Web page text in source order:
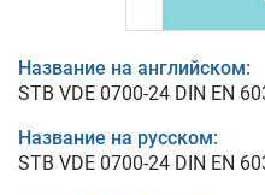
Название на английском:
STB VDE 0700-24 DIN EN
Название на русском:
STB VDE 0700-24 DIN EN